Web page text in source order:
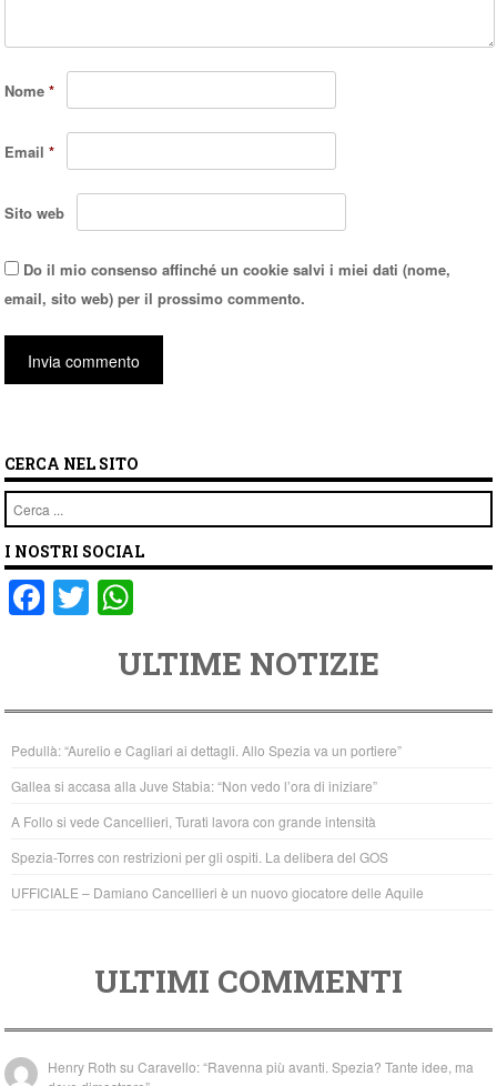
Nome*
Email*
Sito web
Do il mio consenso affinché un cookie salvi i miei dati (nome,
email, sito web) per il prossimo commento.
CERCA NEL SITO
Cerca
I NOSTRI SOCIAL
F
a
e
b
o
o
k
T
wi
er
at
s
A
p
p
ULTIME NOTIZIE
Pedullà: “Aurelio e Cagliari ai dettagli. Allo Spezia va un portiere”
Gallea si accasa alla Juve Stabia: “Non vedo l’ora di iniziare”
A Follo si vede Cancellieri, Turati lavora con grande intensità
Spezia-Torres con restrizioni per gli ospiti. La delibera del GOS
UFFICIALE – Damiano Cancellieri è un nuovo giocatore delle Aquile
ULTIMI COMMENTI
Henry Roth suCaravello: “Ravenna più avanti. Spezia? Tante idee, ma